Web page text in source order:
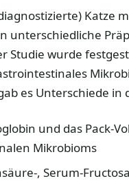
Katze
unterschiedliche
Studie wurde
es Unterschiede in
und das Pack-
Mikrobioms
, Serum-